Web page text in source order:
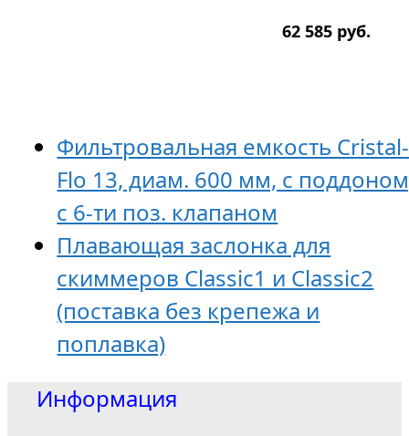
62 585 руб.
Фильтровальная емкость Cristal-
Flo 13, диам. 600 мм, с
с 6-ти поз. клапаном
Плавающая заслонка для
скиммеров Classic1 и Classic2
(поставка без крепежа и
поплавка)
Информация